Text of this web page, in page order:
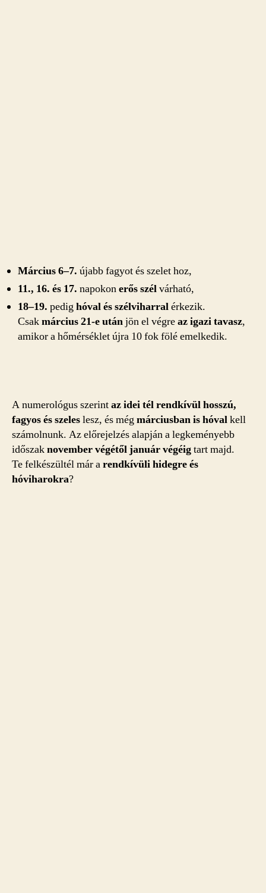
Március 6–7. újabb fagyot és szelet hoz,
11., 16. és 17. napokonerős szélvárható,
18–19. pedighóval és szélviharralérkezik.
Csakmárcius 21-e utánjön el végreaz igazi tavasz,
amikor a hőmérséklet újra 10 fok fölé emelkedik.
A numerológus szerintaz idei tél rendkívül hosszú,
fagyos és szeleslesz, és mégmárciusban is hóvalkell
számolnunk. Az előrejelzés alapján a legkeményebb
időszaknovember végétől január végéigtart majd.
Te felkészültél már arendkívüli hidegre és
hóviharokra?